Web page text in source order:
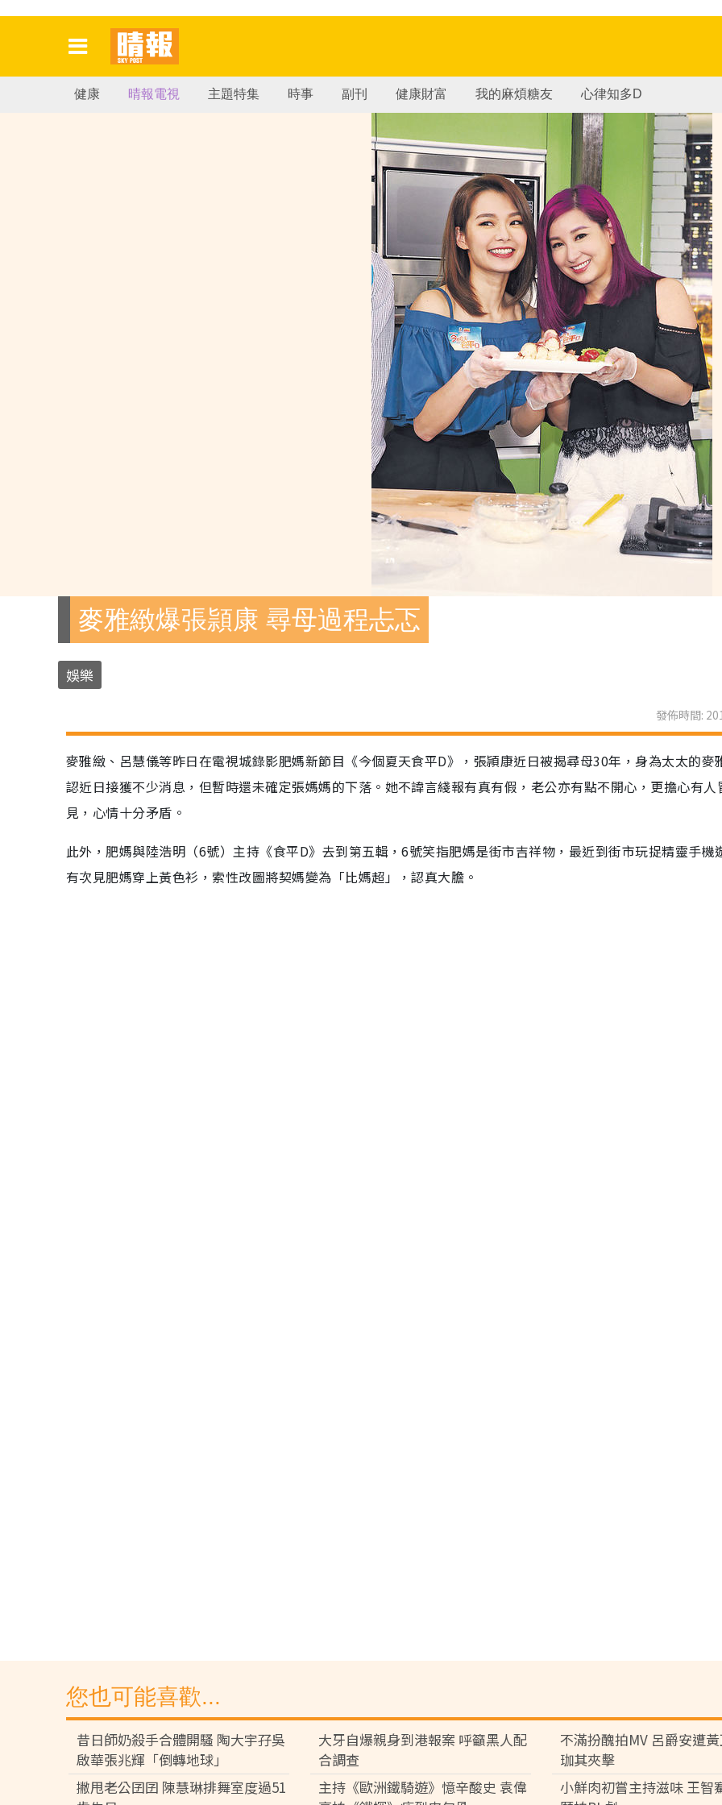
健康 晴報電視 主題特集 時事 副刊 健康財富 我的麻煩糖友 心律知多D
麥雅緻爆張頴康 尋母過程忐忑
娛樂
發佈時間:
麥雅緻、呂慧儀等昨日在電視城錄影肥媽新節目《今個夏天食平D》，張頴康近日被揭尋母30年，身為太太的麥
認近日接獲不少消息，但暫時還未確定張媽媽的下落。她不諱言綫報有真有假，老公亦有點不開心，更擔心有人
見，心情十分矛盾。
此外，肥媽與陸浩明（6號）主持《食平D》去到第五輯，6號笑指肥媽是街市吉祥物，最近到街市玩捉精靈手機
有次見肥媽穿上黃色衫，索性改圖將契媽變為「比媽超」，認真大膽。
您也可能喜歡...
昔日師奶殺手合體開騷 陶大宇孖吳
啟華張兆輝「倒轉地球」
大牙自爆親身到港報案 呼籲黑人配
合調查
不滿扮醜拍MV 呂爵安遭
珈其夾擊
撇甩老公囝囝 陳慧琳排舞室度過51
主持《歐洲鐵騎遊》憶辛酸史 袁偉
小鮮肉初嘗主持滋味 王智